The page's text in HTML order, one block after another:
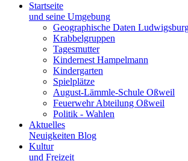
Startseite
und seine Umgebung
Geographische Daten
Krabbelgruppen
Tagesmutter
Kindernest Hampelmann
Kindergarten
Spielplätze
August-Lämmle-Schule Oßweil
Feuerwehr Abteilung Oßweil
Politik - Wahlen
Aktuelles
Neuigkeiten Blog
Kultur
und Freizeit